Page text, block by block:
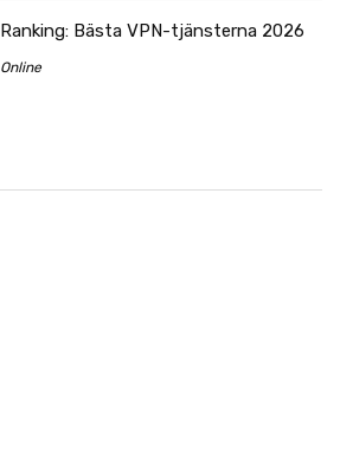
Ranking: Bästa VPN-tjänsterna 2026
Online